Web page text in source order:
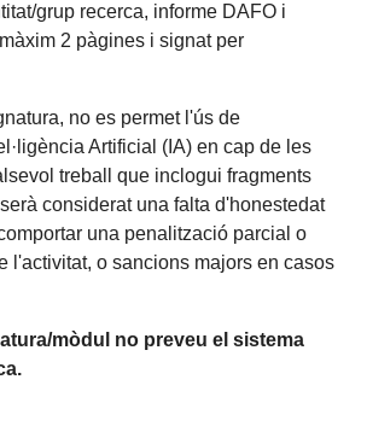
grup recerca, informe DAFO i
2 pàgines i signat per
no es permet l'ús de
Artificial (IA) en cap de les
treball que inclogui fragments
considerat una falta d'honestedat
una penalització parcial o
l'activitat, o sancions majors en casos
mòdul no preveu el sistema